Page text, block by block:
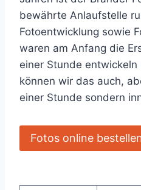
bewährte Anlaufstelle
Fotoentwicklung sowie
waren am Anfang die
einer Stunde entwickeln
können wir das auch,
einer Stunde sondern
Fotos online